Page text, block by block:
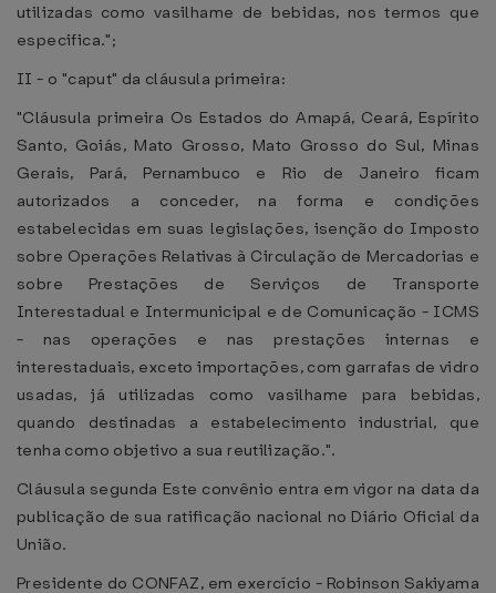
utilizadas como vasilhame de bebidas, nos termos que
especifica.";
II - o "caput" da cláusula primeira:
"Cláusula primeira Os Estados do Amapá, Ceará, Espírito
Santo, Goiás, Mato Grosso, Mato Grosso do Sul, Minas
Gerais, Pará, Pernambuco e Rio de Janeiro ficam
autorizados a conceder, na forma e condições
estabelecidas em suas legislações, isenção do Imposto
sobre Operações Relativas à Circulação de Mercadorias e
sobre Prestações de Serviços de Transporte
Interestadual e Intermunicipal e de Comunicação - ICMS
- nas operações e nas prestações internas e
interestaduais, exceto importações, com garrafas de vidro
usadas, já utilizadas como vasilhame para bebidas,
quando destinadas a estabelecimento industrial, que
tenha como objetivo a sua reutilização.".
Cláusula segunda Este convênio entra em vigor na data da
publicação de sua ratificação nacional no Diário Oficial da
União.
Presidente do CONFAZ, em exercício - Robinson Sakiyama